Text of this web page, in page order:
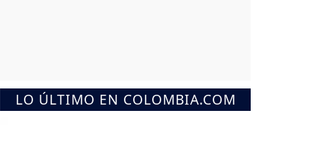
LO ÚLTIMO EN COLOMBIA.COM